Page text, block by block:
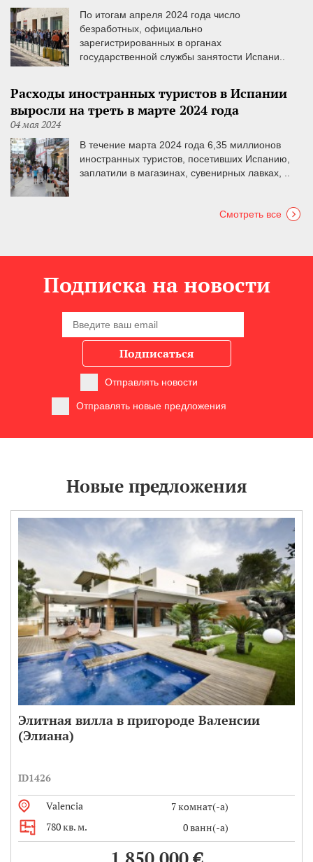
По итогам апреля 2024 года число
безработных, официально
зарегистрированных в органах
государственной службы занятости Испани..
Расходы иностранных туристов в Испании
выросли на треть в марте 2024 года
04 мая 2024
В течение марта 2024 года 6,35 миллионов
иностранных туристов, посетивших Испанию,
заплатили в магазинах, сувенирных лавках, ..
Смотреть все
Подписка на новости
Подписаться
Отправлять новости
Отправлять новые предложения
Новые предложения
Элитная вилла в пригороде Валенсии
(Элиана)
ID1426
Valencia
7 комнат(-а)
780 кв. м.
0 ванн(-а)